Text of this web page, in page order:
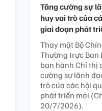
Tăng cường sự
huy vai trò của
giai đoạn phát
Thay mặt Bộ
Thường trực Ban
ban hành Chỉ thị
cường sự lãnh
trò của các hội
phát triển mới
20/7/2026).